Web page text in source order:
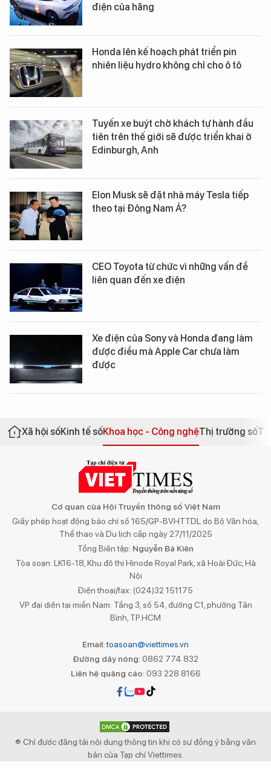
điện của hãng
Honda lên kế hoạch phát triển pin
nhiên liệu hydro không chỉ cho ô tô
Tuyến xe buýt chở khách tự hành đầu
tiên trên thế giới sẽ được triển khai ở
Edinburgh, Anh
Elon Musk sẽ đặt nhà máy Tesla tiếp
theo tại Đông Nam Á?
CEO Toyota từ chức vì những vấn đề
liên quan đến xe điện
Xe điện của Sony và Honda đang làm
được điều mà Apple Car chưa làm
được
Xã hội sốKinh tế sốKhoa học - Công nghệThị trường số
Cơ quan của Hội Truyền thông số Việt Nam
Giấy phép hoạt động báo chí số 165/GP-BVHTTDL do Bộ Văn hóa,
Thể thao và Du lịch cấp ngày 27/11/2025
Tổng Biên tập: Nguyễn Bá Kiên
Tòa soạn: LK16-18, Khu đô thị Hinode Royal Park, xã Hoài Đức, Hà
Nội
Điện thoại/fax: (024)32 151175
VP đại diện tại miền Nam: Tầng 3, số 54, đường C1, phường Tân
Bình, TP.HCM
Email:toasoan@viettimes.vn
Đường dây nóng: 0862 774 832
Liên hệ quảng cáo:093 228 8166
® Chỉ được đăng tải nội dung thông tin khi có sự đồng ý bằng văn
bản của Tạp chí Viettimes.